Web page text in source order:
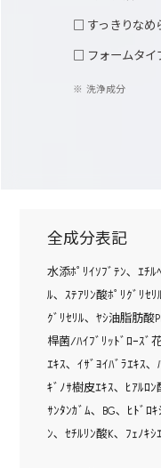
□ すっきりなめ
□ フォームタイ
洗浄成分
全成分表記
水添ﾎﾟﾘｲｿﾌﾞﾃﾝ､ ｴﾁﾙ
ﾙ､ ｽﾃｱﾘﾝ酸ﾎﾟﾘｸﾞﾘｾﾘ
ｸﾞﾘｾﾘﾙ､ ﾔｼ油脂肪酸
桿菌/ﾊｲﾌﾞﾘｯﾄﾞﾛｰｽﾞ
ｴｷｽ､ ｲｻﾞﾖｲﾊﾞﾗｴｷｽ､
ｷﾞﾉｻ樹皮ｴｷｽ､ ﾋｱﾙﾛﾝ
ｻﾝﾀﾝｶﾞﾑ､ BG､ ﾋﾄﾞﾛ
ﾝ､ ｾﾁﾙﾘﾝ酸K､ ﾌｪﾉｷｼ